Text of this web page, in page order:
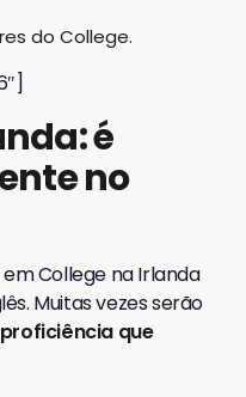
do College.
é
no
College na Irlanda
Muitas vezes serão
que